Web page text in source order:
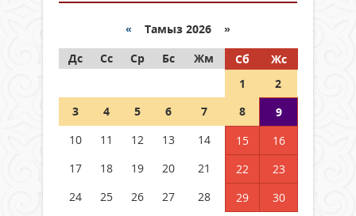
« Тамыз 2026 »
Дс
Сс Ср Бс Жм Сб
Жс
1
2
3
4 5 6 7 8
9
10
11 12 13 14 15
16
17
18 19 20 21 22
23
24
25 26 27 28 29
30